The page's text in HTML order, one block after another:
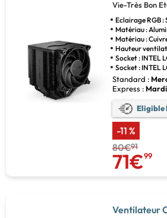
Vie-Très Bon
Eclairage RGB :
Matériau :
Matériau :
Hauteur
Socket : INTEL
Socket : INTEL
Standard :
Express : Mardi
Eligible
-11 %
80€91
71€99
Ventilateur